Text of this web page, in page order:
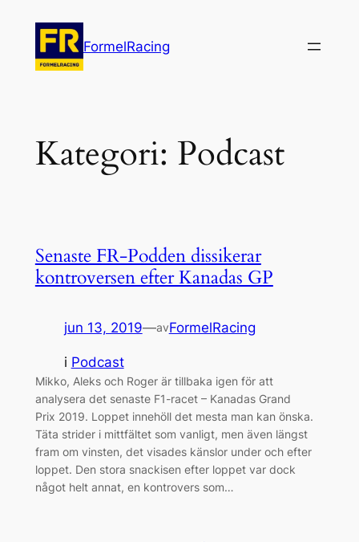
innehåll
FormelRacing
Kategori: Podcast
Senaste FR-Podden dissikerar
kontroversen efter Kanadas GP
jun 13, 2019—avFormelRacing
i Podcast
Mikko, Aleks och Roger är tillbaka igen för att
analysera det senaste F1-racet – Kanadas Grand
Prix 2019. Loppet innehöll det mesta man kan önska.
Täta strider i mittfältet som vanligt, men även längst
fram om vinsten, det visades känslor under och efter
loppet. Den stora snackisen efter loppet var dock
något helt annat, en kontrovers som…